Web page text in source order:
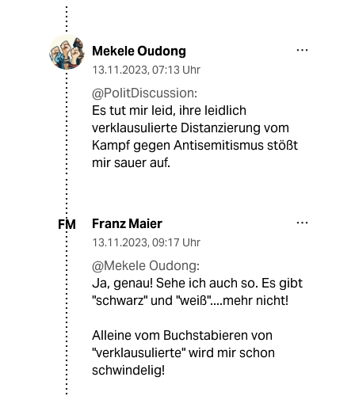
Mekele Oudong
13.11.2023, 07:13 Uhr
@PolitDiscussion:
Es tut mir leid, ihre leidlich
verklausulierte Distanzierung vom
Kampf gegen Antisemitismus stößt
mir sauer auf.
FM Franz Maier
13.11.2023, 09:17 Uhr
@Mekele Oudong:
Ja, genau! Sehe ich auch so. Es gibt
"schwarz" und "weiß"....mehr nicht!
Alleine vom Buchstabieren von
"verklausulierte" wird mir schon
schwindelig!